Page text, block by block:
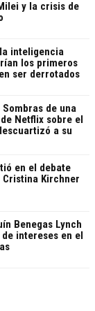
y la crisis de
inteligencia
los primeros
ser derrotados
de una
Netflix sobre el
a su
en el debate
Kirchner
Benegas Lynch
intereses en el